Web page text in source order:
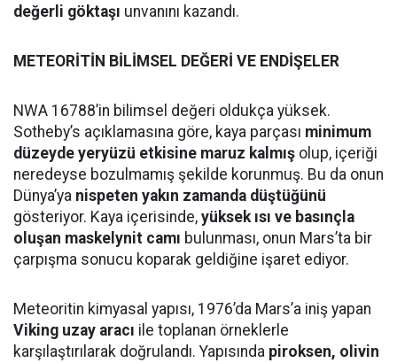
değerli göktaşı unvanını kazandı.
METEORİTİN BİLİMSEL DEĞERİ VE ENDİŞELER
NWA 16788’in bilimsel değeri oldukça yüksek.
Sotheby’s açıklamasına göre, kaya parçası minimum
düzeyde yeryüzü etkisine maruz kalmış olup, içeriği
neredeyse bozulmamış şekilde korunmuş. Bu da onun
Dünya’ya nispeten yakın zamanda düştüğünü
gösteriyor. Kaya içerisinde, yüksek ısı ve basınçla
oluşan maskelynit camı bulunması, onun Mars’ta bir
çarpışma sonucu koparak geldiğine işaret ediyor.
Meteoritin kimyasal yapısı, 1976’da Mars’a iniş yapan
Viking uzay aracı ile toplanan örneklerle
karşılaştırılarak doğrulandı. Yapısında piroksen, olivin